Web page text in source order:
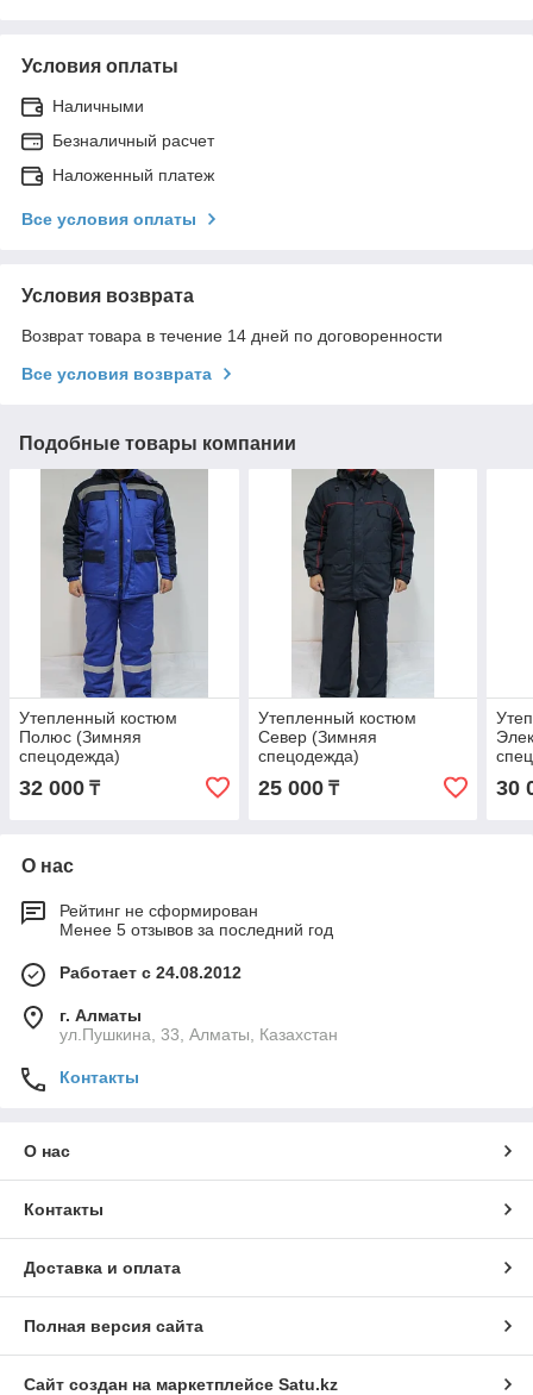
Условия оплаты
Наличными
Безналичный расчет
Наложенный платеж
Все условия оплаты
Условия возврата
Возврат товара в течение 14 дней по договоренности
Все условия возврата
Подобные товары компании
Утепленный костюм
Полюс (Зимняя
спецодежда)
32 000 ₸
Утепленный костюм
Север (Зимняя
спецодежда)
25 000₸ 30
О нас
Рейтинг не сформирован
Менее 5 отзывов за последний год
Работает с 24.08.2012
г. Алматы
ул.Пушкина, 33, Алматы, Казахстан
Контакты
О нас
Контакты
Доставка и оплата
Полная версия сайта
Сайт создан на маркетплейсе Satu.kz